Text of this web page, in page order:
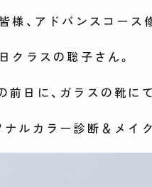
様、アドバンスコース
クラスの聡子さん。
前日に、ガラスの靴にて
ナルカラー診断＆メイ